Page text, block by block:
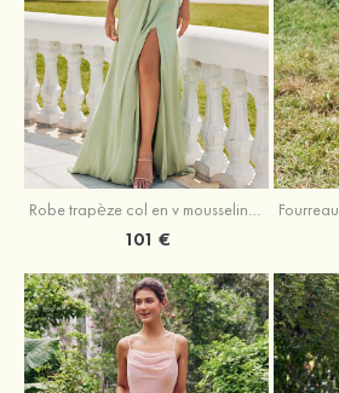
Robe trapèze col en v mousseline ras du sol robe de demoiselle d'honneur
101 €